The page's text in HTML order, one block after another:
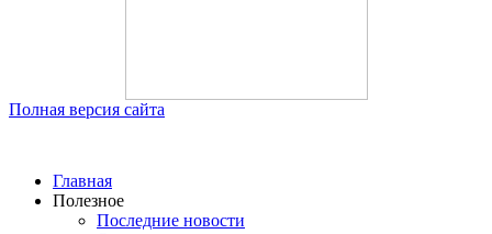
Полная версия сайта
Главная
Полезное
Последние новости